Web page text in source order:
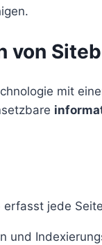
von
mit
erfasst jede
und